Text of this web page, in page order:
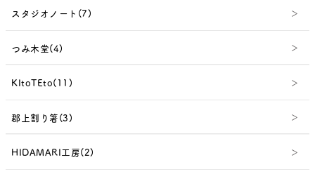
スタジオノート(7)
つみ木堂(4)
KItoTEto(11)
郡上割り箸(3)
HIDAMARI工房(2)